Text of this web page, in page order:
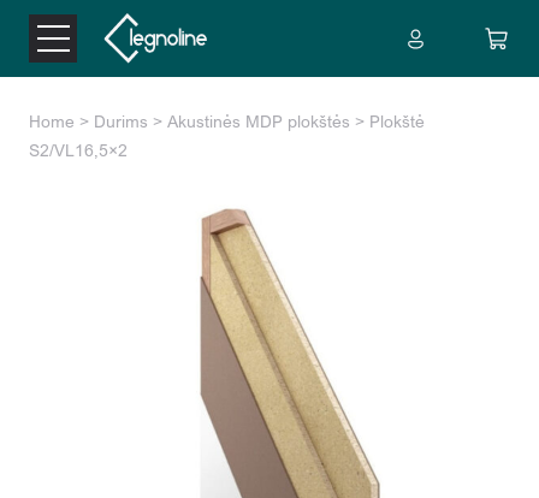
Home > Durims > Akustinės MDP plokštės > Plokštė
S2/VL16,5×2